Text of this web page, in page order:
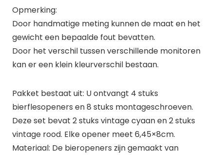
Opmerking:
Door handmatige meting kunnen de maat en het
gewicht een bepaalde fout bevatten.
Door het verschil tussen verschillende monitoren
kan er een klein kleurverschil bestaan.
Pakket bestaat uit: U ontvangt 4 stuks
bierflesopeners en 8 stuks montageschroeven.
Deze set bevat 2 stuks vintage cyaan en 2 stuks
vintage rood. Elke opener meet 6,45×8cm.
Materiaal: De bieropeners zijn gemaakt van